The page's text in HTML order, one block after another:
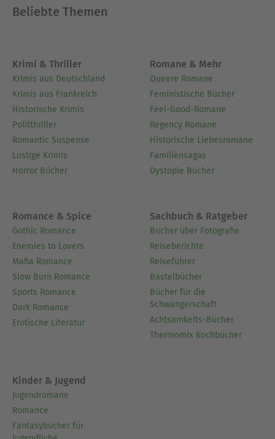
Beliebte Themen
Krimi & Thriller
Krimis aus Deutschland
Krimis aus Frankreich
Historische Krimis
Politthriller
Romantic Suspense
Lustige Krimis
Horror Bücher
Romane & Mehr
Queere Romane
Feministische Bücher
Feel-Good-Romane
Regency Romane
Historische Liebesromane
Familiensagas
Dystopie Bücher
Romance & Spice
Gothic Romance
Enemies to Lovers
Mafia Romance
Slow Burn Romance
Sports Romance
Dark Romance
Erotische Literatur
Sachbuch & Ratgeber
Bücher über Fotografie
Reiseberichte
Reiseführer
Bastelbücher
Bücher für die
Schwangerschaft
Achtsamkeits-Bücher
Thermomix Kochbücher
Kinder & Jugend
Jugendromane
Romance
Fantasybücher für